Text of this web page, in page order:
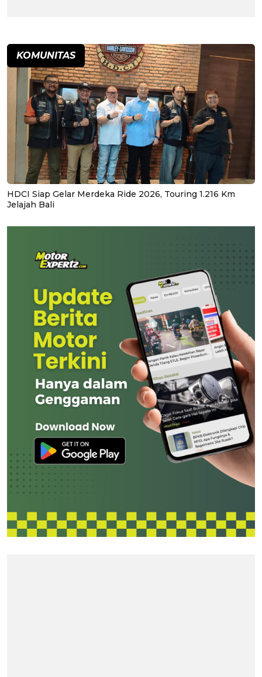
KOMUNITAS
HDCI Siap Gelar Merdeka Ride 2026, Touring 1.216 Km
Jelajah Bali